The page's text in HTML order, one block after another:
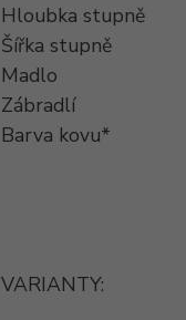
Hloubka stupně
Šířka stupně
Madlo
Zábradlí
Barva kovu*
VARIANTY: